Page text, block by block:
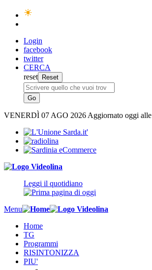
Login
facebook
twitter
CERCA
reset
VENERDÌ 07 AGO 2026 Aggiornato oggi
Leggi il quotidiano
Menu
Home
TG
Programmi
RISINTONIZZA
PIU'